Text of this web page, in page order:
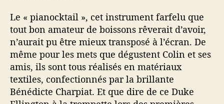
Le « pianocktail », cet instrument farfelu que
tout bon amateur de boissons rêverait d’avoir,
n’aurait pu être mieux transposé à l’écran. De
même pour les mets que dégustent Colin et ses
amis, ils sont tous réalisés en matériaux
textiles, confectionnés par la brillante
Bénédicte Charpiat. Et que dire de ce Duke